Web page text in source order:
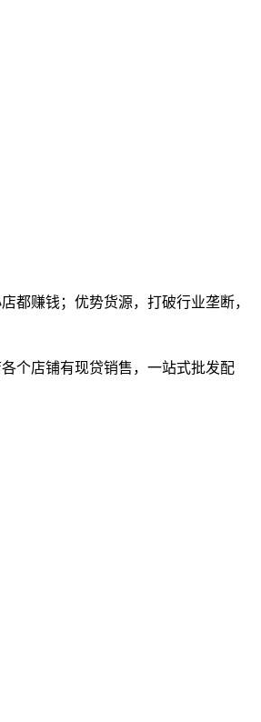
都赚钱；优势货源，打破行业垄断，
个店铺有现贷销售，一站式批发配